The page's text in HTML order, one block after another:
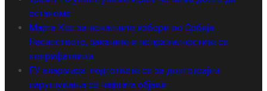
останеме
Марта Кос за локалните избори во Србија:
Насилството, заканите и неправилностите се
неприфатливи
ЕУ алармира: подгответе се за долготрајни
нарушувања со нафтата објави